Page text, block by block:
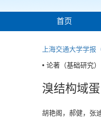
首页
上海交通大学学报
• 论著（基础研究）
溴结构域
胡艳阁，郝健，张